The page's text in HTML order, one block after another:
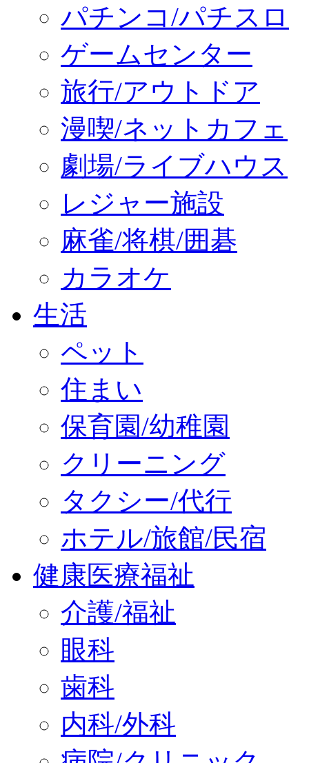
パチンコ/パチスロ
ゲームセンター
旅行/アウトドア
漫喫/ネットカフェ
劇場/ライブハウス
レジャー施設
麻雀/将棋/囲碁
カラオケ
生活
ペット
住まい
保育園/幼稚園
クリーニング
タクシー/代行
ホテル/旅館/民宿
健康医療福祉
介護/福祉
眼科
歯科
内科/外科